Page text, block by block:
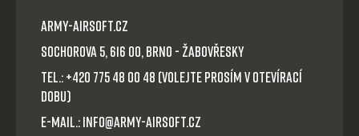
Army-Airsoft.cz
Sochorova 5, 616 00, Brno - Žabovřesky
Tel.: +420 775 48 00 48 (volejte prosím v otevírací
dobu)
E-mail.: info@army-airsoft.cz